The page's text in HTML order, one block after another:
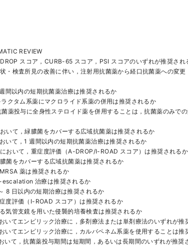
REVIEW
スコア，CURB-65 スコア，PSI スコアのいずれが推奨され
・検査所見の改善に伴い，注射用抗菌薬から経口抗菌薬への変更
間以内の短期抗菌薬治療は推奨されるか
クタム系薬にマクロライド系薬の併用は推奨されるか
薬投与に全身性ステロイド薬を併用することは，抗菌薬のみで
いて，緑膿菌をカバーする広域抗菌薬は推奨されるか
いて，1 週間以内の短期抗菌薬治療は推奨されるか
おいて，重症度評価（A-DROP/I-ROAD スコア）は推奨されるか
菌をカバーする広域抗菌薬は推奨されるか
薬は推奨されるか
escalation 治療は推奨されるか
8 日以内の短期治療は推奨されるか
度評価（I-ROAD スコア）は推奨されるか
気管支鏡を用いた侵襲的培養検査は推奨されるか
いてエンピリック治療に，多剤療法または単剤療法のいずれが推
いてエンピリック治療に，カルバペネム系薬を使用することは推
いて，抗菌薬投与期間は短期間，あるいは長期間のいずれが推奨